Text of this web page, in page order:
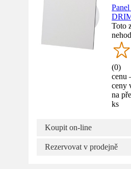
Toto
(0)
cenu
ceny
na
ks
Koupit on-line
Rezervovat v prodejně